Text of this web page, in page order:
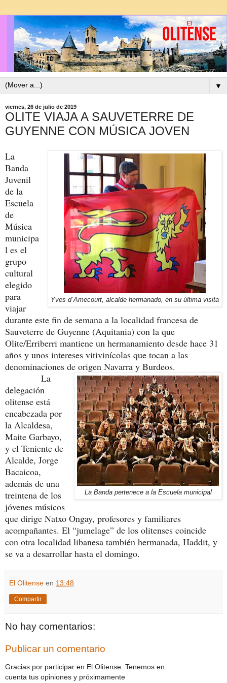
▼
viernes, 26 de julio de 2019
OLITE VIAJA A SAUVETERRE DE
GUYENNE CON MÚSICA JOVEN
Yves d´Amecourt, alcalde hermanado, en su última visita
La
Banda
Juvenil
de la
Escuela
de
Música
municipa
l es el
grupo
cultural
elegido
para
viajar
durante este fin de semana a la localidad francesa de
Sauveterre de Guyenne (Aquitania) con la que
Olite/Erriberri mantiene un hermanamiento desde hace 31
años y unos intereses vitivinícolas que tocan a las
denominaciones de origen Navarra y Burdeos.
La Banda pertenece a la Escuela municipal
La
delegación
olitense está
encabezada por
la Alcaldesa,
Maite Garbayo,
y el Teniente de
Alcalde, Jorge
Bacaicoa,
además de una
treintena de los
jóvenes músicos
que dirige Natxo Ongay, profesores y familiares
acompañantes. El “jumelage” de los olitenses coincide
con otra localidad libanesa también hermanada, Haddit, y
se va a desarrollar hasta el domingo.
El Olitense en 13:48
Compartir
No hay comentarios:
Publicar un comentario
Gracias por participar en El Olitense. Tenemos en
cuenta tus opiniones y próximamente